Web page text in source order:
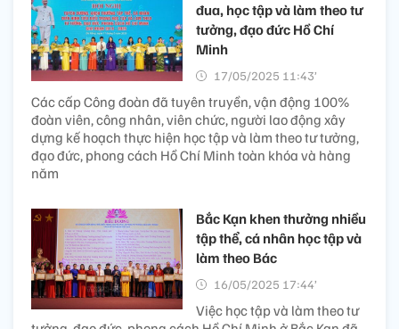
đua, học tập và làm theo tư
tưởng, đạo đức Hồ Chí
Minh
17/05/2025 11:43’
Các cấp Công đoàn đã tuyên truyền, vận động 100%
đoàn viên, công nhân, viên chức, người lao động xây
dựng kế hoạch thực hiện học tập và làm theo tư tưởng,
đạo đức, phong cách Hồ Chí Minh toàn khóa và hàng
năm
Bắc Kạn khen thưởng nhiều
tập thể, cá nhân học tập và
làm theo Bác
16/05/2025 17:44’
Việc học tập và làm theo tư